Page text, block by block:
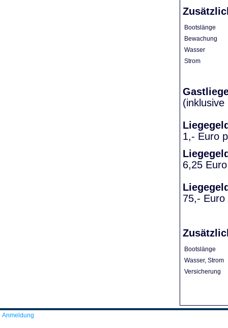
Bootslänge
Bewachung
Wasser
Strom
1,- Euro
6,25
75,- Euro
Bootslänge
Wasser, Strom
Versicherung
Anmeldung